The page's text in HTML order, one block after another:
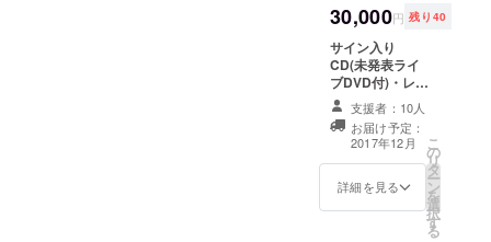
30,000円 残り40
サイン入り
CD(未発表ライ
ブDVD付)・レコ
発コンサートチ
ケット1名・コン
サート会場で記
念撮影(コンサー
ト終了後、幹
miki本人と集合
支援者：10人
お届け予定：
2017年12月
詳細を見る
こ
の
リ
タ
ー
ン
を
選
択
す
る